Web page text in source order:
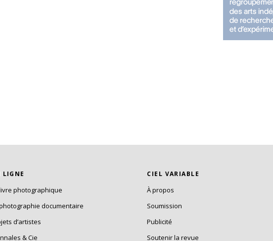
LIGNE
photographique
documentaire
d’artistes
& Cie
CIEL VARIABLE
À propos
Soumission
Publicité
Soutenir la revue